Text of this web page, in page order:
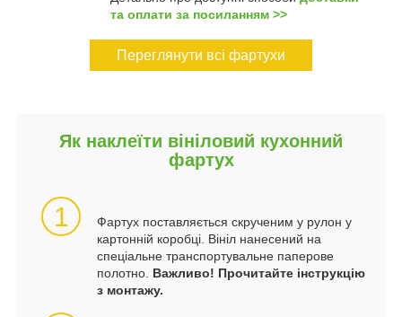
та оплати за посиланням >>
Переглянути всі фартухи
Як наклеїти вініловий кухонний
фартух
1
Фартух поставляється скрученим у рулон у
картонній коробці. Вініл нанесений на
спеціальне транспортувальне паперове
полотно. Важливо! Прочитайте інструкцію
з монтажу.